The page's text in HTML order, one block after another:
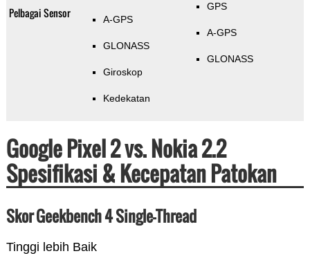
Pelbagai Sensor A-GPS
GLONASS
Giroskop
Kedekatan
GPS
A-GPS
GLONASS
Google Pixel 2 vs. Nokia 2.2
Spesifikasi & Kecepatan Patokan
Skor Geekbench 4 Single-Thread
Tinggi lebih Baik